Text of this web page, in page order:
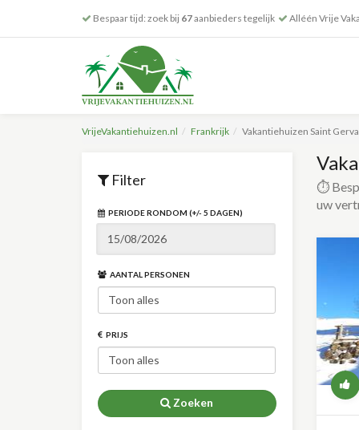
Bespaar tijd: zoek bij 67aanbieders tegelijk Alléén Vrije
VrijeVakantiehuizen.nl Frankrijk Vakantiehuizen Saint
Filter
PERIODE RONDOM (+/- 5 DAGEN)
AANTAL PERSONEN
PRIJS
Zoeken
⏱️
uw